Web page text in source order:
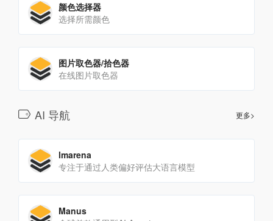
颜色选择器
选择所需颜色
图片取色器/拾色器
在线图片取色器
AI 导航 更多>
lmarena
专注于通过人类偏好评估大语言模型
Manus